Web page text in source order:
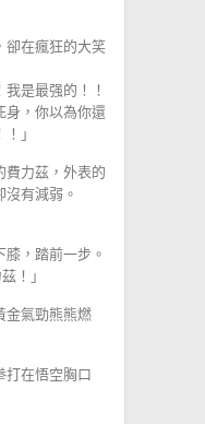
卻在瘋狂的大笑
我是最强的！！
身，你以為你還
」
費力茲，外表的
有減弱。
，踏前一步。
！」
金氣勁熊熊燃
打在悟空胸口